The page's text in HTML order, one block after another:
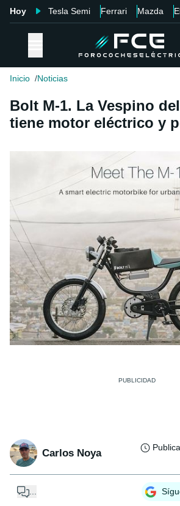
Hoy Tesla Semi Ferrari Mazda
Inicio Noticias
Bolt M-1. La Vespino
tiene motor eléctrico y
Carlos Noya
...